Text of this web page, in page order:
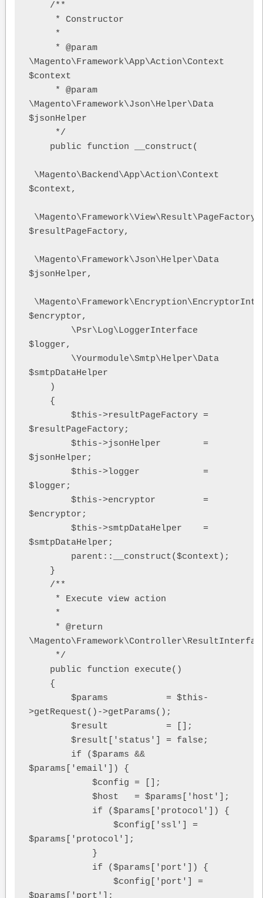
/**
* Constructor
*
* @param
\Magento\Framework\App\Action\Context
$context
* @param
\Magento\Framework\Json\Helper\Data
$jsonHelper
*/
public function __construct(
\Magento\Backend\App\Action\Context
$context,
\Magento\Framework\View\Result\PageFactory
$resultPageFactory,
\Magento\Framework\Json\Helper\Data
$jsonHelper,
$encryptor,
\Psr\Log\LoggerInterface
$logger,
\Yourmodule\Smtp\Helper\Data
$smtpDataHelper
)
{
$this->resultPageFactory =
$resultPageFactory;
$this->jsonHelper        =
$jsonHelper;
$this->logger            =
$logger;
$this->encryptor         =
$encryptor;
$this->smtpDataHelper    =
$smtpDataHelper;
parent::__construct($context);
}
/**
* Execute view action
*
* @return
*/
public function execute()
{
$params           = $this-
>getRequest()->getParams();
$result           = [];
$result['status'] = false;
if ($params &&
$params['email']) {
$config = [];
$host   = $params['host'];
if ($params['protocol']) {
$config['ssl'] =
$params['protocol'];
}
if ($params['port']) {
$config['port'] =